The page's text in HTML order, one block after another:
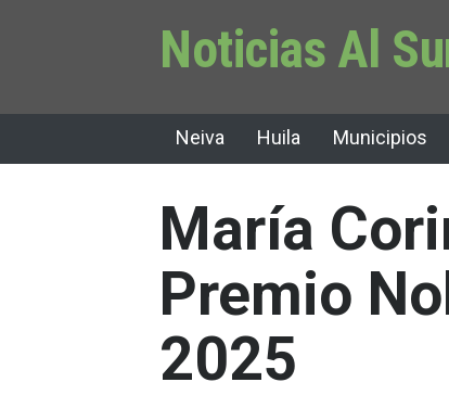
Noticias Al
Neiva Huila Municipios
María
Premio
2025